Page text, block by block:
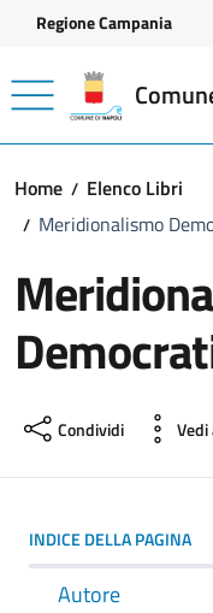
Vai ai contenuti
Vai al footer
Regione Campania
Home
Elenco Libri
Meridionalismo
Condividi Vedi
INDICE DELLA PAGINA
Autore